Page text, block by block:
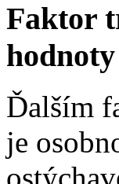
Faktor
hodnoty
Ďalším
je